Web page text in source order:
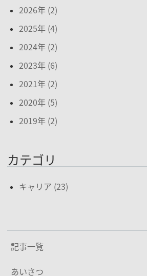
2026年 (2)
2025年 (4)
2024年 (2)
2023年 (6)
2021年 (2)
2020年 (5)
2019年 (2)
カテゴリ
キャリア (23)
記事一覧
あいさつ